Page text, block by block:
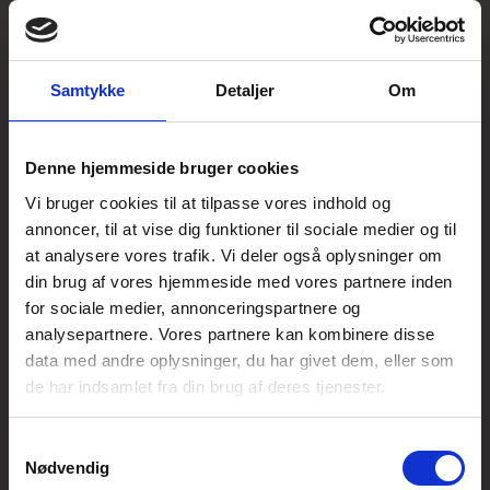
Samtykke Detaljer Om
Denne hjemmeside bruger cookies
Vi bruger cookies til at tilpasse vores indhold og
annoncer, til at vise dig funktioner til sociale medier og til
at analysere vores trafik. Vi deler også oplysninger om
din brug af vores hjemmeside med vores partnere inden
for sociale medier, annonceringspartnere og
analysepartnere. Vores partnere kan kombinere disse
data med andre oplysninger, du har givet dem, eller som
de har indsamlet fra din brug af deres tjenester.
Nødvendig
Mærk forskellen i 2026!